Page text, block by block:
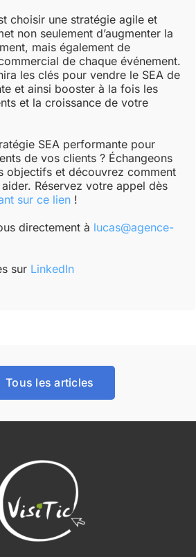
choisir une stratégie agile et
non seulement d’augmenter la
mais également de
de chaque événement.
les clés pour vendre le SEA de
et ainsi booster à la fois les
et la croissance de votre
SEA performante pour
de vos clients ? Échangeons
objectifs et découvrez comment
Réservez votre appel dès
sur ce lien !
directement à lucas@agence-
sur LinkedIn
Tous les articles